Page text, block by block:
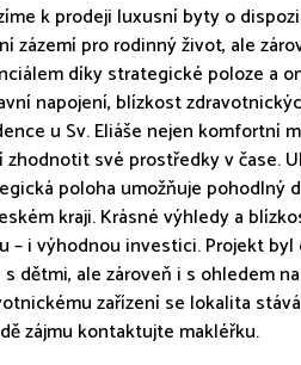
k prodeji luxusní byty o
zázemí pro rodinný život, ale
díky strategické poloze a
napojení, blízkost
u Sv. Eliáše nejen komfortní
zhodnotit své prostředky v čase.
poloha umožňuje pohodlný
kraji. Krásné výhledy a
– i výhodnou investici. Projekt
s dětmi, ale zároveň i s ohledem
zařízení se lokalita
zájmu kontaktujte makléřku.